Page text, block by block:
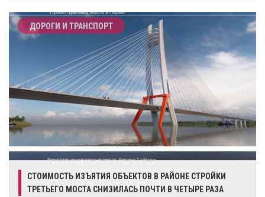
ДОРОГИ И ТРАНСПОРТ
СТОИМОСТЬ ИЗЪЯТИЯ ОБЪЕКТОВ В РАЙОНЕ СТРОЙКИ
ТРЕТЬЕГО МОСТА СНИЗИЛАСЬ ПОЧТИ В ЧЕТЫРЕ РАЗА